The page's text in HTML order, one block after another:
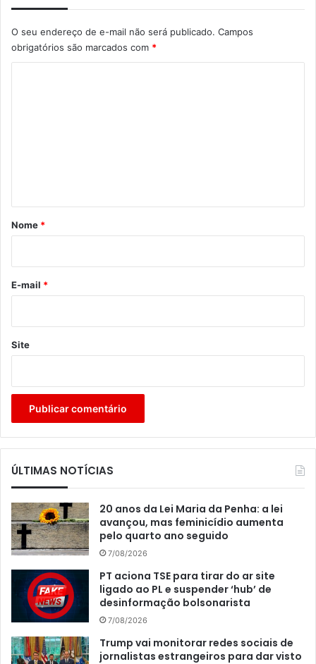
O seu endereço de e-mail não será publicado. Campos
obrigatórios são marcados com *
r
*
Nome *
E-mail *
Site
ÚLTIMAS NOTÍCIAS
20 anos da Lei Maria da Penha: a lei
avançou, mas feminicídio aumenta
pelo quarto ano seguido
7/08/2026
PT aciona TSE para tirar do ar site
ligado ao PL e suspender ‘hub’ de
desinformação bolsonarista
7/08/2026
Trump vai monitorar redes sociais de
jornalistas estrangeiros para dar visto